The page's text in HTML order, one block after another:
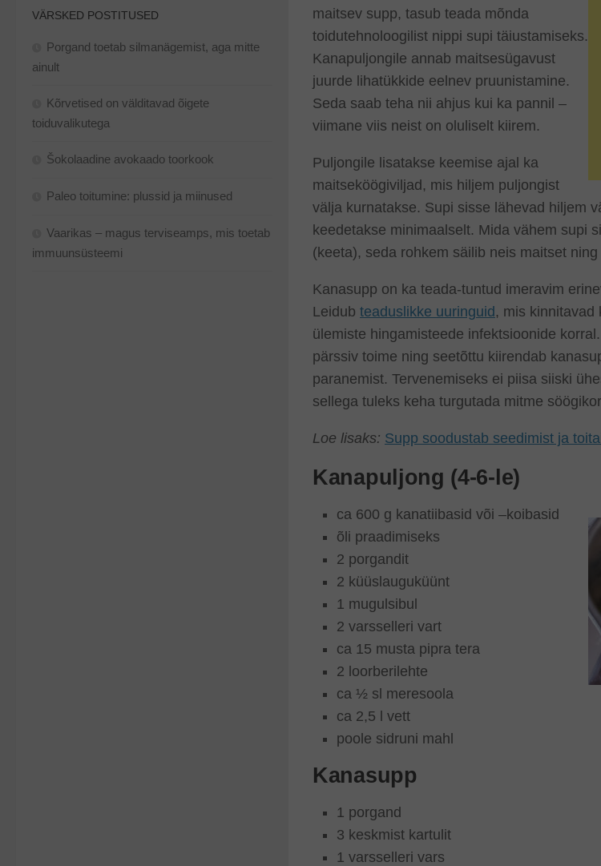
maitsev supp, tasub teada mõnda
toidutehnoloogilist nippi supi täiustamiseks.
Kanapuljongile annab maitsesügavust
juurde lihatükkide eelnev pruunistamine.
Seda saab teha nii ahjus kui ka pannil –
viimane viis neist on oluliselt kiirem.
Puljongile lisatakse keemise ajal ka
maitseköögiviljad, mis hiljem puljongist
välja kurnatakse. Supi sisse lähevad hiljem
keedetakse minimaalselt. Mida vähem supi
(keeta), seda rohkem säilib neis maitset
Kanasupp on ka teada-tuntud imeravim
Leidub teaduslikke uuringuid , mis kinnitavad
ülemiste hingamisteede infektsioonide
pärssiv toime ning seetõttu kiirendab
paranemist. Tervenemiseks ei piisa siiski
sellega tuleks keha turgutada mitme
Loe lisaks: Supp soodustab seedimist ja
Kanapuljong (4-6-le)
ca 600 g kanatiibasid või –koibasid
õli praadimiseks
2 porgandit
2 küüslauguküünt
1 mugulsibul
2 varsselleri vart
ca 15 musta pipra tera
2 loorberilehte
ca ½ sl meresoola
ca 2,5 l vett
poole sidruni mahl
Kanasupp
1 porgand
3 keskmist kartulit
1 varsselleri vars
VÄRSKED POSTITUSED
Porgand toetab silmanägemist, aga mitte
ainult
Kõrvetised on välditavad õigete
toiduvalikutega
Šokolaadine avokaado toorkook
Paleo toitumine: plussid ja miinused
Vaarikas – magus terviseamps, mis toetab
immuunsüsteemi